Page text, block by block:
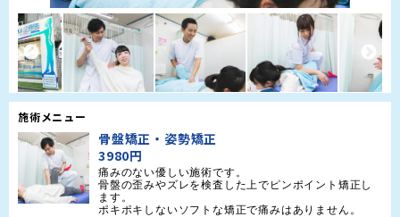
施術メニュー
骨盤矯正・姿勢矯正
3980円
痛みのない優しい施術です。
骨盤の歪みやズレを検査した上でピンポイント矯正し
ます。
ポキポキしないソフトな矯正で痛みはありません。